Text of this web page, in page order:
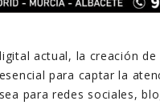
actual, la creación de
para captar la
para redes sociales,